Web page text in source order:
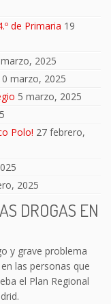
de Primaria 19
2025
marzo, 2025
5 marzo, 2025
Polo! 27 febrero,
2025
DROGAS EN
y grave problema
las personas que
el Plan Regional